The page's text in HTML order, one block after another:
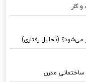
کار
(تحلیل رفتاری)
مدرن